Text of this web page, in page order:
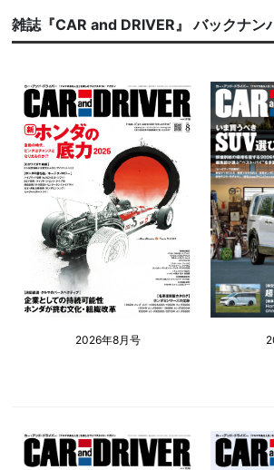
雑誌『CAR and DRIVER』 バックナン
2026年8月号